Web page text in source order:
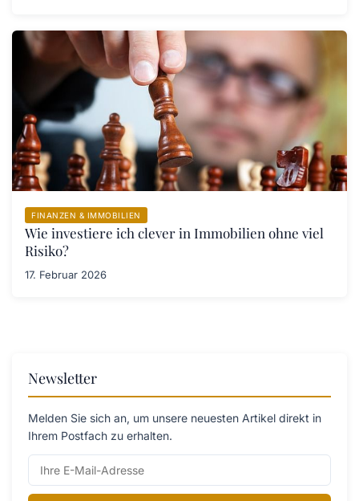
FINANZEN & IMMOBILIEN
Wie investiere ich clever in Immobilien ohne viel
Risiko?
17. Februar 2026
Newsletter
Melden Sie sich an, um unsere neuesten Artikel direkt in
Ihrem Postfach zu erhalten.